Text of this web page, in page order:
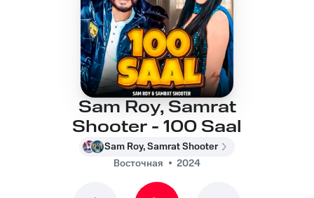
Sam Roy, Samrat
Shooter - 100 Saal
Sam Roy, Samrat Shooter
Восточная
2024